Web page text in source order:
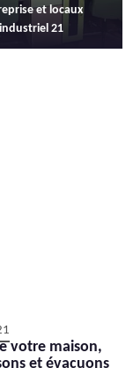
et locaux
industriel 21
votre maison,
et évacuons